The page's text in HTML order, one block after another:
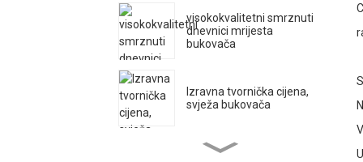
visokokvalitetni smrznuti
dnevnici mrijesta
bukovača
Izravna tvornička cijena,
svježa bukovača
Pleurotus Ostreatu Mrijest